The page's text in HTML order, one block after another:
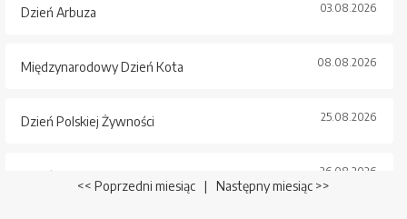
Dzień Arbuza 03.08.2026
Międzynarodowy Dzień Kota 08.08.2026
Dzień Polskiej Żywności 25.08.2026
Dzień Psa 26.08.2026
<< Poprzedni miesiąc | Następny miesiąc >>